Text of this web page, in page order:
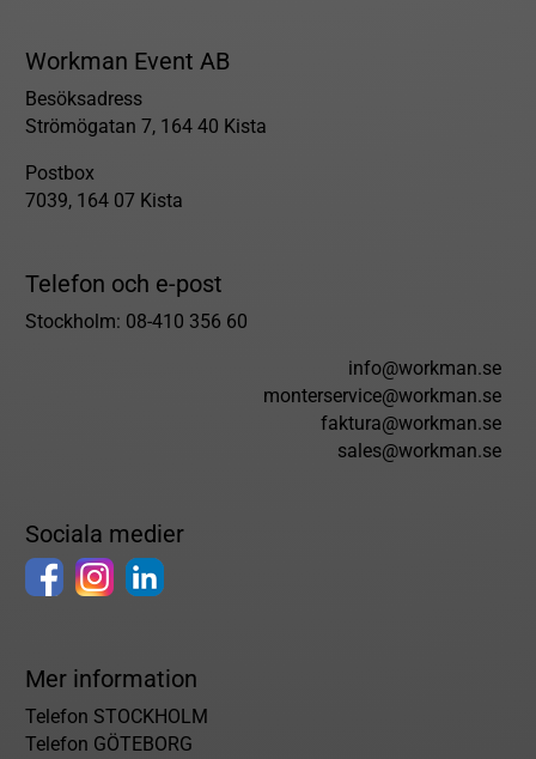
Workman Event AB
Besöksadress
Strömögatan 7, 164 40 Kista
Postbox
7039, 164 07 Kista
Telefon och e-post
Stockholm: 08-410 356 60
info@workman.se
monterservice@workman.se
faktura@workman.se
sales@workman.se
Sociala medier
Mer information
Telefon STOCKHOLM
Telefon GÖTEBORG